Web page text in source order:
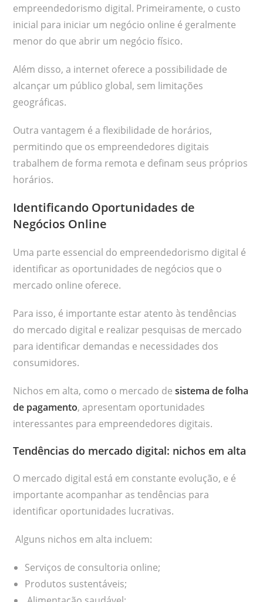
empreendedorismo digital. Primeiramente, o custo
inicial para iniciar um negócio online é geralmente
menor do que abrir um negócio físico.
Além disso, a internet oferece a possibilidade de
alcançar um público global, sem limitações
geográficas.
Outra vantagem é a flexibilidade de horários,
permitindo que os empreendedores digitais
trabalhem de forma remota e definam seus próprios
horários.
Identificando Oportunidades de
Negócios Online
Uma parte essencial do empreendedorismo digital é
identificar as oportunidades de negócios que o
mercado online oferece.
Para isso, é importante estar atento às tendências
do mercado digital e realizar pesquisas de mercado
para identificar demandas e necessidades dos
consumidores.
Nichos em alta, como o mercado de sistema de folha
de pagamento, apresentam oportunidades
interessantes para empreendedores digitais.
Tendências do mercado digital: nichos em alta
O mercado digital está em constante evolução, e é
importante acompanhar as tendências para
identificar oportunidades lucrativas.
Alguns nichos em alta incluem:
Serviços de consultoria online;
Produtos sustentáveis;